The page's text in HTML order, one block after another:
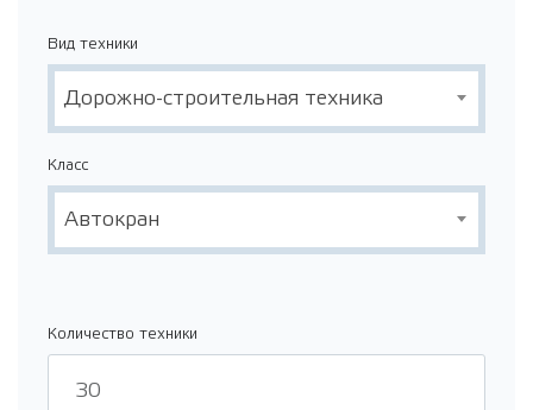
Вид техники
Дорожно-строительная техника
Класс
Автокран
Количество техники